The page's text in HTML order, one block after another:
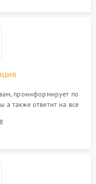
проинформирует по
а также ответит на все